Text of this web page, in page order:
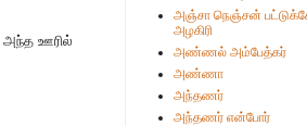
அந்த ஊரில்
அஞ்சா நெஞ்சன்
அழகிரி
அண்ணல் அம்பேத்கர்
அண்ணா
அந்தணர்
அந்தணர் என்போர்